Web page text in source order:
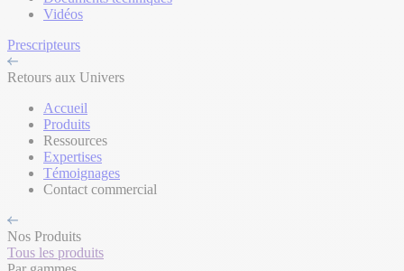
Vidéos
Prescripteurs
Retours aux Univers
Accueil
Produits
Ressources
Expertises
Témoignages
Contact commercial
Nos Produits
Tous les produits